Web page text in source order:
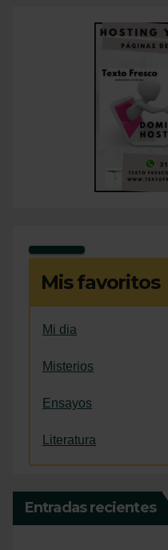
Mis favoritos
Mi dia
Misterios
Ensayos
Literatura
Entradas recientes